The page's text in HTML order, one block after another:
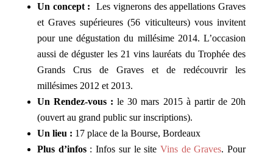
Un concept : Les vignerons des appellations Graves
et Graves supérieures (56 viticulteurs) vous invitent
pour une dégustation du millésime 2014. L’occasion
aussi de déguster les 21 vins lauréats du Trophée des
Grands Crus de Graves et de redécouvrir les
millésimes 2012 et 2013.
Un Rendez-vous :le 30 mars 2015 à partir de 20h
(ouvert au grand public sur inscriptions).
Un lieu : 17 place de la Bourse, Bordeaux
Plus d’infos: Infos sur le site Vins de Graves. Pour